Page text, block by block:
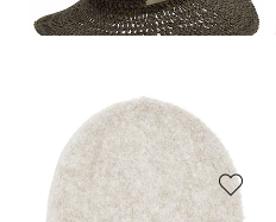
LOEVENICH
Elegante zomerhoed met een brede rand
Laagste prijs van de afgelopen 30
dagen**: 53,96 € (-12%)